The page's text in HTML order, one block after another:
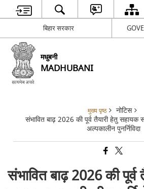
बिहार सरकार
मधुबनी
MADHUBANI
मुख्य पृष्ठ
नोटिस
संभावित बाढ़ 2026 की पूर्व तैयारी हेतु सहायक
अल्पकालीन पुनर्निविदा
संभावित बाढ़ 2026 की पूर्व